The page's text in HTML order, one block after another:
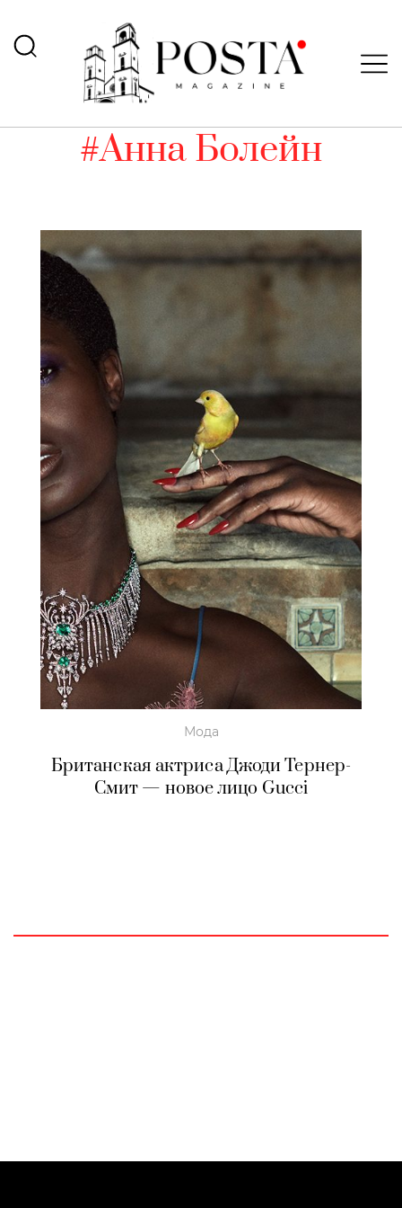
#Анна Болейн
Мода
Британская актриса Джоди Тернер-
Смит — новое лицо Gucci